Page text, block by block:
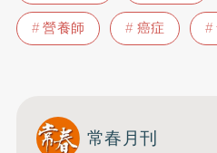
營養師
癌症
常春月刊